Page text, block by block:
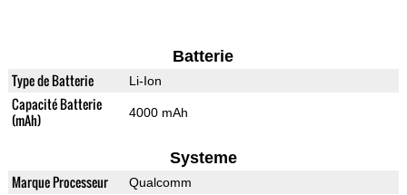
Batterie
Type de Batterie Li-Ion
Capacité Batterie
(mAh)
4000 mAh
Systeme
Marque Processeur Qualcomm